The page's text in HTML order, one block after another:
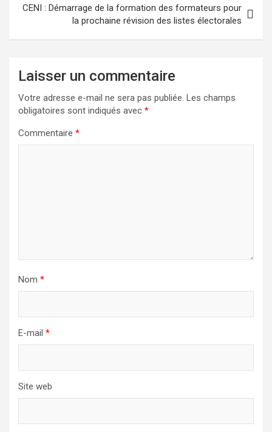
CENI : Démarrage de la formation des formateurs pour
la prochaine révision des listes électorales
Laisser un commentaire
Votre adresse e-mail ne sera pas publiée. Les champs
obligatoires sont indiqués avec *
Commentaire *
Nom *
E-mail *
Site web